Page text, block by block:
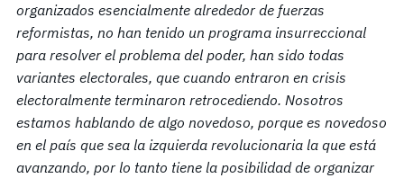
organizados esencialmente alrededor de fuerzas
reformistas, no han tenido un programa insurreccional
para resolver el problema del poder, han sido todas
variantes electorales, que cuando entraron en crisis
electoralmente terminaron retrocediendo. Nosotros
estamos hablando de algo novedoso, porque es novedoso
en el país que sea la izquierda revolucionaria la que está
avanzando, por lo tanto tiene la posibilidad de organizar